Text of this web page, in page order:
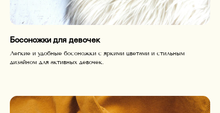
Босоножки для девочек
Легкие и удобные босоножки с яркими цветами и стильным
дизайном для активных девочек.